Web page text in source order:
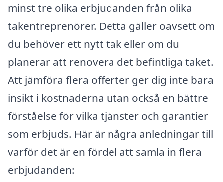
minst tre olika erbjudanden från olika
takentreprenörer. Detta gäller oavsett om
du behöver ett nytt tak eller om du
planerar att renovera det befintliga taket.
Att jämföra flera offerter ger dig inte bara
insikt i kostnaderna utan också en bättre
förståelse för vilka tjänster och garantier
som erbjuds. Här är några anledningar till
varför det är en fördel att samla in flera
erbjudanden: